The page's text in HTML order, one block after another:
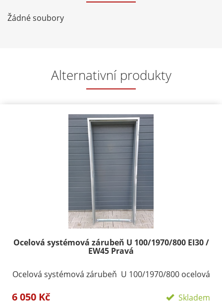
Žádné soubory
Alternativní produkty
Ocelová systémová zárubeň U 100/1970/800 EI30 /
EW45 Pravá
Ocelová systémová zárubeň U 100/1970/800 ocelová
Hranatá vyrobena z plechu tloušťky 1,25 mm
6 050 Kč Skladem